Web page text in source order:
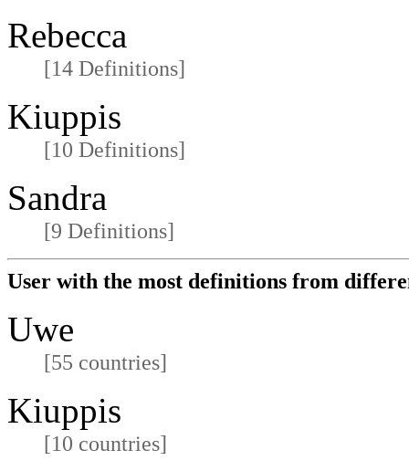
Rebecca
[14 Definitions]
Kiuppis
[10 Definitions]
Sandra
[9 Definitions]
User with the most definitions from
Uwe
[55 countries]
Kiuppis
[10 countries]